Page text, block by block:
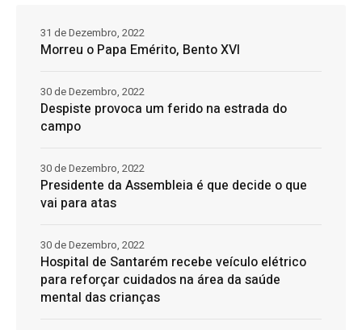
Morreu o Papa Emérito, Bento XVI
31 de Dezembro, 2022
Despiste provoca um ferido na estrada do
campo
30 de Dezembro, 2022
Presidente da Assembleia é que decide o que
vai para atas
30 de Dezembro, 2022
Hospital de Santarém recebe veículo elétrico
para reforçar cuidados na área da saúde
mental das crianças
30 de Dezembro, 2022